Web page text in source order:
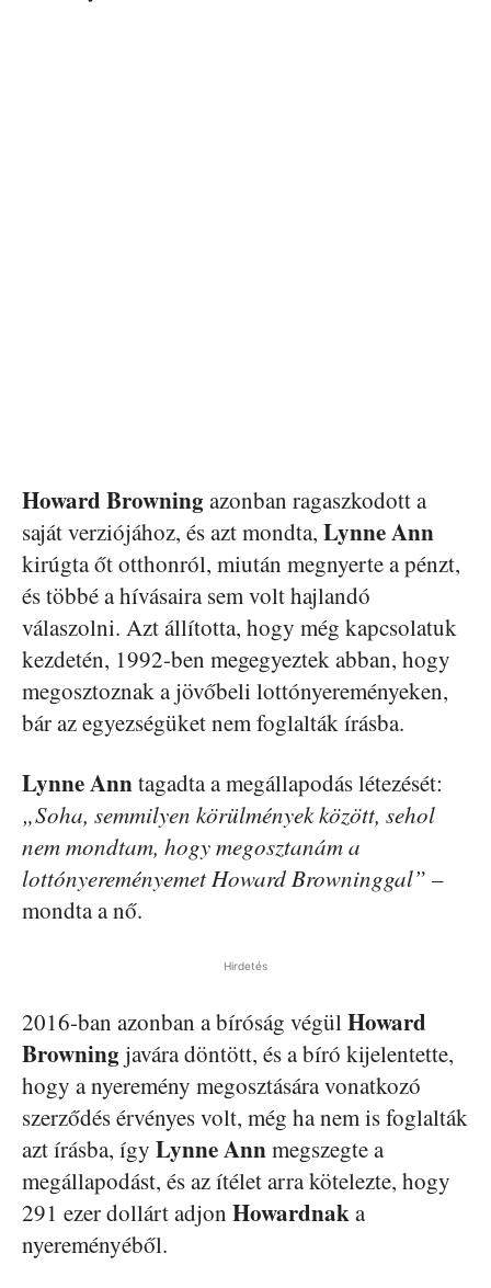
Howard Browningazonban ragaszkodott a
saját verziójához, és azt mondta, Lynne Ann
kirúgta őt otthonról, miután megnyerte a pénzt,
és többé a hívásaira sem volt hajlandó
válaszolni. Azt állította, hogy még kapcsolatuk
kezdetén, 1992-ben megegyeztek abban, hogy
megosztoznak a jövőbeli lottónyereményeken,
bár az egyezségüket nem foglalták írásba.
Lynne Anntagadta a megállapodás létezését:
„Soha, semmilyen körülmények között, sehol
nem mondtam, hogy megosztanám a
lottónyereményemet Howard Browninggal” –
mondta a nő.
Hirdetés
2016-ban azonban a bíróság végülHoward
Browningjavára döntött, és a bíró kijelentette,
hogy a nyeremény megosztására vonatkozó
szerződés érvényes volt, még ha nem is foglalták
azt írásba, így Lynne Annmegszegte a
megállapodást, és az ítélet arra kötelezte, hogy
291 ezer dollárt adjon Howardnaka
nyereményéből.